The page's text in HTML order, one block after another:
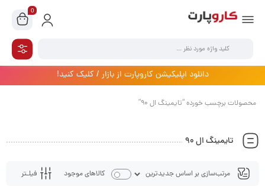
0
دانلود اپلیکیشن کاروپارت از بازار / کلیک کنید!
محصولات برچسب خورده “تایمینگ ال ۹۰”
تایمینگ ال ۹۰
فیلـتر کالاهای موجود